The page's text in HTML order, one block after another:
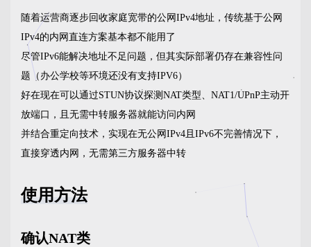
随着运营商逐步回收家庭宽带的公网IPv4地址，传统基于公网
IPv4的内网直连方案基本都不能用了
尽管IPv6能解决地址不足问题，但其实际部署仍存在兼容性问
题（办公学校等环境还没有支持IPV6）
好在现在可以通过STUN协议探测NAT类型、NAT1/UPnP主动开
放端口，且无需中转服务器就能访问内网
并结合重定向技术，实现在无公网IPv4且IPv6不完善情况下，
直接穿透内网，无需第三方服务器中转
使用方法
确认NAT类